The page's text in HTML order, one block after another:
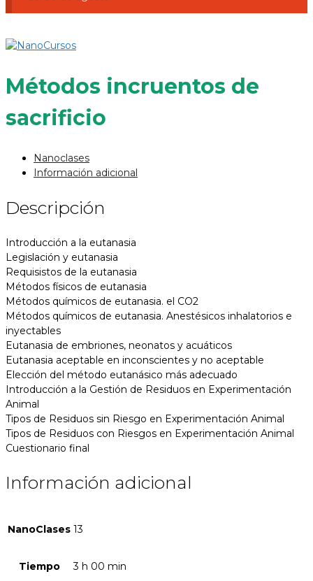
Métodos incruentos de
sacrificio
Nanoclases
Información adicional
Descripción
Introducción a la eutanasia
Legislación y eutanasia
Requisistos de la eutanasia
Métodos físicos de eutanasia
Métodos químicos de eutanasia. el CO2
Métodos químicos de eutanasia. Anestésicos inhalatorios e
inyectables
Eutanasia de embriones, neonatos y acuáticos
Eutanasia aceptable en inconscientes y no aceptable
Elección del método eutanásico más adecuado
Introducción a la Gestión de Residuos en Experimentación
Animal
Tipos de Residuos sin Riesgo en Experimentación Animal
Tipos de Residuos con Riesgos en Experimentación Animal
Cuestionario final
Información adicional
NanoClases 13
Tiempo 3 h 00 min